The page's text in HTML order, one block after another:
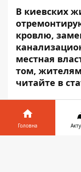
В киевских
кровлю,
местная
том,
читайте в
ул.
основания
Головна